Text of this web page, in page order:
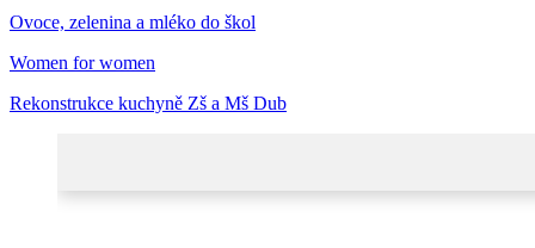
Ovoce, zelenina a mléko do škol
Women for women
Rekonstrukce kuchyně Zš a Mš Dub